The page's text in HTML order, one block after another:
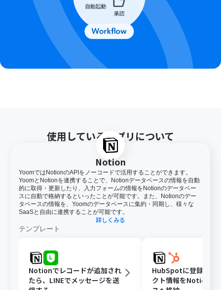
使用しているアプリについて
Notion
YoomではNotionのAPIをノーコードで活用することができます。
YoomとNotionを連携することで、Notionデータベースの情報を自動
的に取得・更新したり、入力フォームの情報をNotionのデータベー
スに自動で格納するといったことが可能です。また、Notionのデー
タベースの情報を、Yoomのデータベースに集約・同期し、様々な
SaaSと自由に連携することが可能です。
詳しくみる
テンプレート
Notionでレコードが追加され
たら、LINEでメッセージを送
HubSpotに登録され
クト情報をNotionデ